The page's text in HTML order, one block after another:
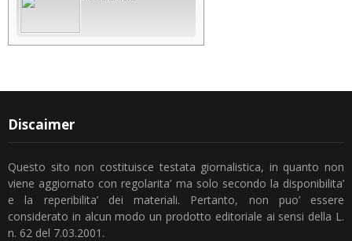
Discaimer
Questo sito non costituisce testata giornalistica, in quanto non
viene aggiornato con regolarita’ ma solo secondo la disponibilita’
e la reperibilita’ dei materiali. Pertanto, non puo’ essere
considerato in alcun modo un prodotto editoriale ai sensi della L.
n. 62 del 7.03.2001.